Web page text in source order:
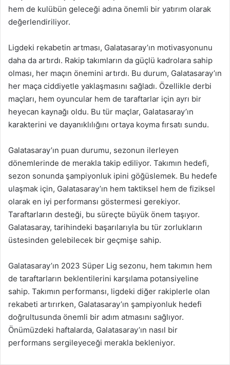
hem de kulübün geleceği adına önemli bir yatırım olarak
değerlendiriliyor.
Ligdeki rekabetin artması, Galatasaray’ın motivasyonunu
daha da artırdı. Rakip takımların da güçlü kadrolara sahip
olması, her maçın önemini artırdı. Bu durum, Galatasaray’ın
her maça ciddiyetle yaklaşmasını sağladı. Özellikle derbi
maçları, hem oyuncular hem de taraftarlar için ayrı bir
heyecan kaynağı oldu. Bu tür maçlar, Galatasaray’ın
karakterini ve dayanıklılığını ortaya koyma fırsatı sundu.
Galatasaray’ın puan durumu, sezonun ilerleyen
dönemlerinde de merakla takip ediliyor. Takımın hedefi,
sezon sonunda şampiyonluk ipini göğüslemek. Bu hedefe
ulaşmak için, Galatasaray’ın hem taktiksel hem de fiziksel
olarak en iyi performansı göstermesi gerekiyor.
Taraftarların desteği, bu süreçte büyük önem taşıyor.
Galatasaray, tarihindeki başarılarıyla bu tür zorlukların
üstesinden gelebilecek bir geçmişe sahip.
Galatasaray’ın 2023 Süper Lig sezonu, hem takımın hem
de taraftarların beklentilerini karşılama potansiyeline
sahip. Takımın performansı, ligdeki diğer rakiplerle olan
rekabeti artırırken, Galatasaray’ın şampiyonluk hedefi
doğrultusunda önemli bir adım atmasını sağlıyor.
Önümüzdeki haftalarda, Galatasaray’ın nasıl bir
performans sergileyeceği merakla bekleniyor.